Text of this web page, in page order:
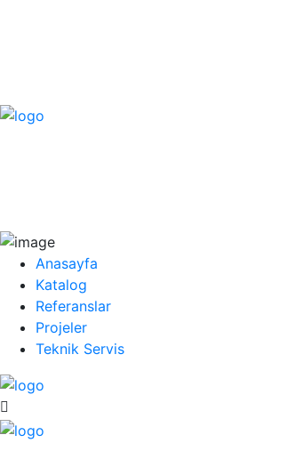
Anasayfa
Katalog
Referanslar
Projeler
Teknik Servis